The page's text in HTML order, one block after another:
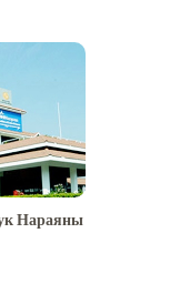
Нараяны